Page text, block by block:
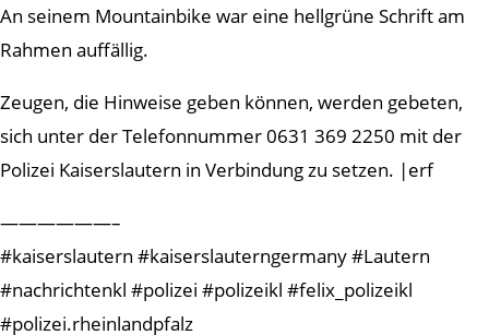
An seinem Mountainbike war eine hellgrüne Schrift am
Rahmen auffällig.
Zeugen, die Hinweise geben können, werden gebeten,
sich unter der Telefonnummer 0631 369 2250 mit der
Polizei Kaiserslautern in Verbindung zu setzen. |erf
——————–
#kaiserslautern #kaiserslauterngermany #Lautern
#nachrichtenkl #polizei #polizeikl #felix_polizeikl
#polizei.rheinlandpfalz